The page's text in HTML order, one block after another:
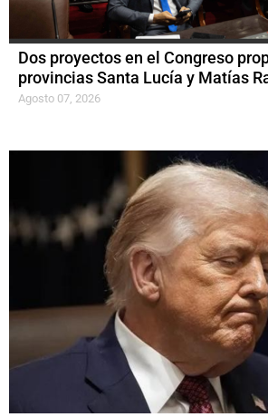
Dos proyectos en el Congreso
provincias Santa Lucía y Matías
Agosto 07, 2026